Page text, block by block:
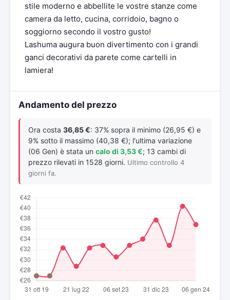
stile moderno e abbellite le vostre stanze come
camera da letto, cucina, corridoio, bagno o
soggiorno secondo il vostro gusto!
Lashuma augura buon divertimento con i grandi
ganci decorativi da parete come cartelli in
lamiera!
Andamento del prezzo
Ora costa 36,85 €: 37% sopra il minimo (26,95 €) e
9% sotto il massimo (40,38 €); l'ultima variazione
(06 Gen) è stata un calo di 3,53 €; 13 cambi di
prezzo rilevati in 1528 giorni. Ultimo controllo 4
giorni fa.